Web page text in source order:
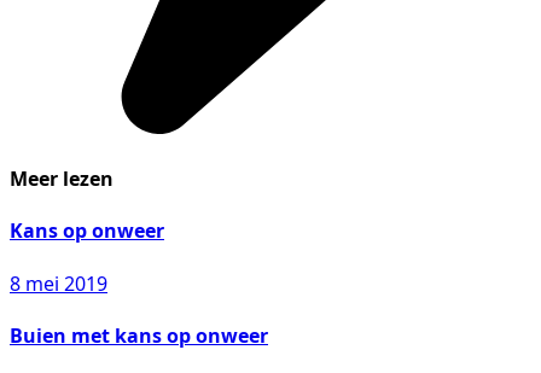
Meer lezen
Kans op onweer
8 mei 2019
Buien met kans op onweer